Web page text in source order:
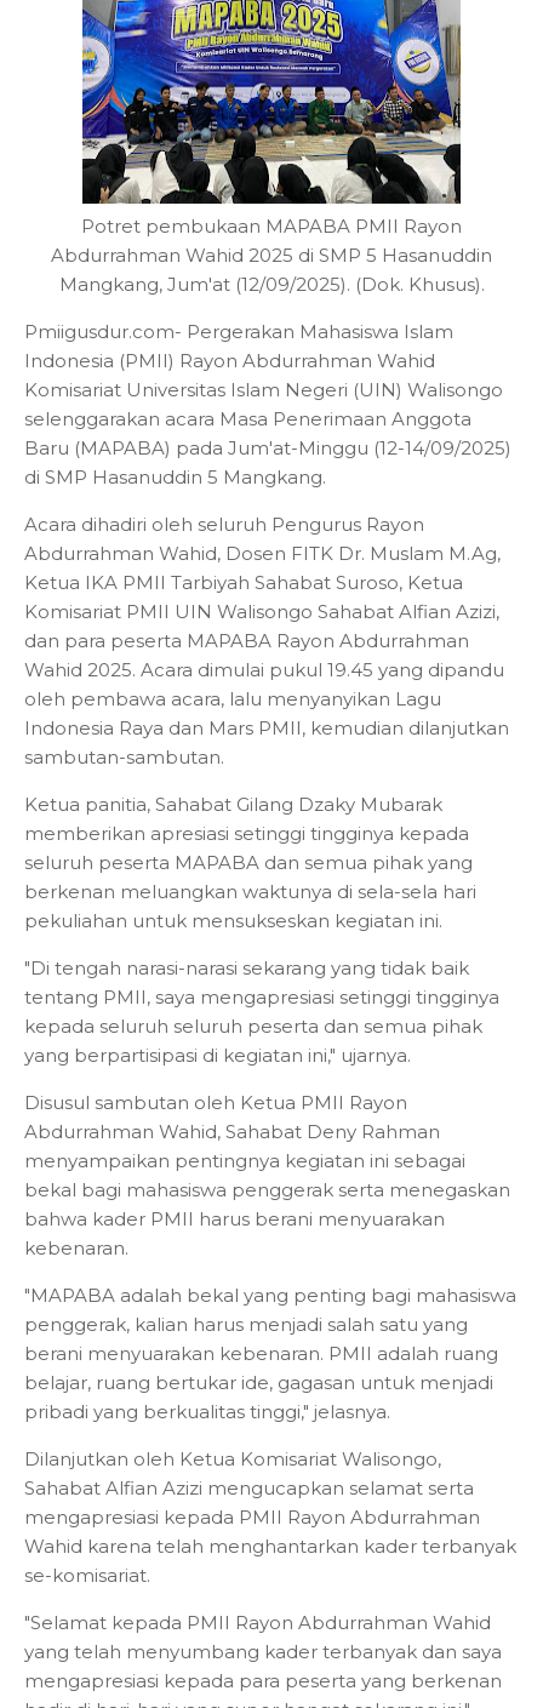
Potret pembukaan MAPABA PMII Rayon
Abdurrahman Wahid 2025 di SMP 5 Hasanuddin
Mangkang,Jum'at (12/09/2025). (Dok. Khusus).
Pmiigusdur.com- Pergerakan Mahasiswa Islam
Indonesia (PMII) Rayon Abdurrahman Wahid
Komisariat Universitas Islam Negeri (UIN) Walisongo
selenggarakan acara Masa Penerimaan Anggota
Baru (MAPABA) pada Jum'at-Minggu (12-14/09/2025)
di SMP Hasanuddin 5 Mangkang.
Acara dihadiri oleh seluruh Pengurus Rayon
Abdurrahman Wahid, Dosen FITK Dr. Muslam M.Ag,
Ketua IKA PMII Tarbiyah Sahabat Suroso, Ketua
Komisariat PMII UIN Walisongo Sahabat Alfian Azizi,
dan para peserta MAPABA Rayon Abdurrahman
Wahid 2025. Acara dimulai pukul 19.45 yang dipandu
oleh pembawa acara, lalu menyanyikan Lagu
Indonesia Raya dan Mars PMII, kemudian dilanjutkan
sambutan-sambutan.
Ketua panitia, Sahabat Gilang Dzaky Mubarak
memberikan apresiasi setinggi tingginya kepada
seluruh peserta MAPABA dan semua pihak yang
berkenan meluangkan waktunya di sela-sela hari
pekuliahan untuk mensukseskan kegiatan ini.
"Di tengah narasi-narasi sekarang yang tidak baik
tentang PMII, saya mengapresiasi setinggi tingginya
kepada seluruh seluruh peserta dan semua pihak
yang berpartisipasi di kegiatan ini," ujarnya.
Disusul sambutan oleh Ketua PMII Rayon
Abdurrahman Wahid, Sahabat Deny Rahman
menyampaikan pentingnya kegiatan ini sebagai
bekal bagi mahasiswa penggerak serta menegaskan
bahwa kader PMII harus berani menyuarakan
kebenaran.
"MAPABA adalah bekal yang penting bagi mahasiswa
penggerak, kalian harus menjadi salah satu yang
berani menyuarakan kebenaran. PMII adalah ruang
belajar, ruang bertukar ide, gagasan untuk menjadi
pribadi yang berkualitas tinggi," jelasnya.
Dilanjutkan oleh Ketua Komisariat Walisongo,
Sahabat Alfian Azizi mengucapkan selamat serta
mengapresiasi kepada PMII Rayon Abdurrahman
Wahid karena telah menghantarkan kader terbanyak
se-komisariat.
"Selamat kepada PMII Rayon Abdurrahman Wahid
yang telah menyumbang kader terbanyak dan saya
mengapresiasi kepada para peserta yang berkenan